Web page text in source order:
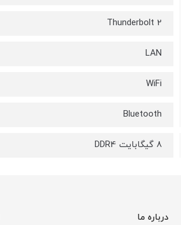
2 Thunderbolt
LAN
WiFi
Bluetooth
8 گیگابایت DDR4
درباره ما